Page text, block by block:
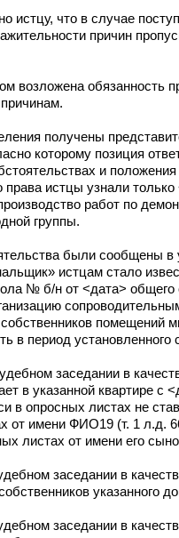
истцу, что в случае
причин
возложена обязанность
получены
которому позиция
и
права истцы узнали
работ по
группы.
были сообщены
истцам стало
№ б/н от <дата>
помещений
в период установленного
заседании в
в указанной квартире с
в опросных листах не
от имени ФИО19 (т. 1 л.д.
листах от имени его
заседании в
указанного
заседании в